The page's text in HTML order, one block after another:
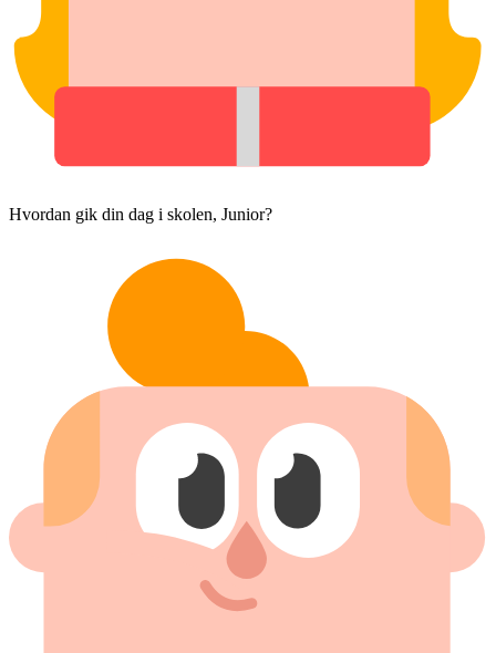
Hvordan gik din dag i skolen, Junior?